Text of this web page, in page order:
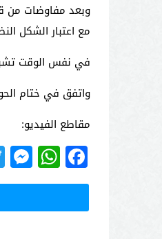
وبعد مفاوضات من
مع اعتبار الشكل
في نفس الوقت تشبث
واتفق في ختام
مقاطع الفيديو: